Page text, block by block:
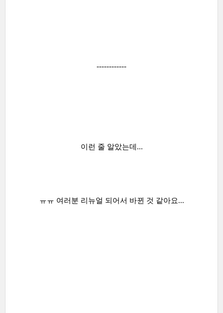
------------
이런 줄 알았는데...
ㅠㅠ 여러분 리뉴얼 되어서 바뀐 것 같아요...